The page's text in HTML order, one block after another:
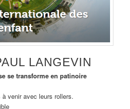
LANGEVIN
se transforme en patinoire
venir avec leurs rollers.